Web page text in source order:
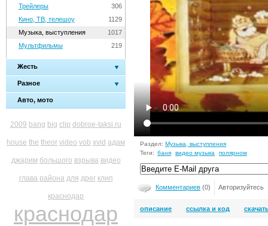
306
Трейлеры
1129
Кино, ТВ, телешоу
1017
Музыка, выступления
219
Мультфильмы
Жесть
Разное
Авто, мото
2009 bang big clip dobroe-taksi.ru
house the theor video vob xvid адам
джарим большого взрыва видео
глава района для дрег клип
краснодар
краснодар
Раздел: Музыка, выступления
Теги: баня видео музыка полярном
Комментариев (0) Авторизуйтесь
описание ссылка и код